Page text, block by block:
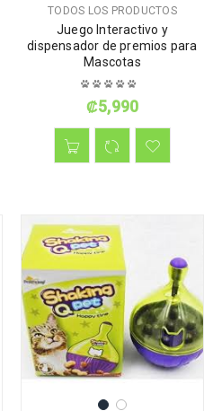
TODOS LOS PRODUCTOS
Juego Interactivo y
dispensador de premios para
Mascotas
₡5,990